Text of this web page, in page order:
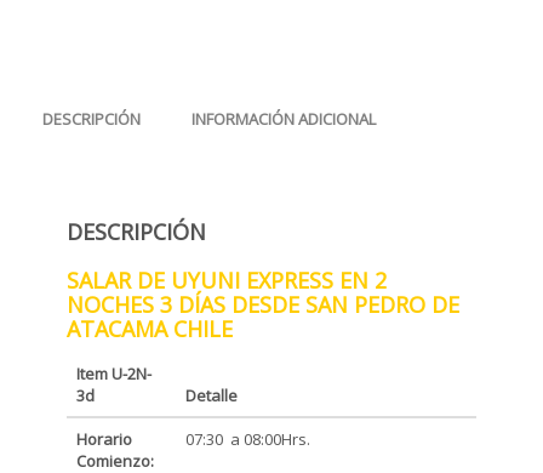
DESCRIPCIÓN INFORMACIÓN ADICIONAL
DESCRIPCIÓN
SALAR DE UYUNI EXPRESS EN 2
NOCHES 3 DÍAS DESDE SAN PEDRO DE
ATACAMA CHILE
Item U-2N-
3d
Detalle
Horario
Comienzo:
07:30 a 08:00Hrs.